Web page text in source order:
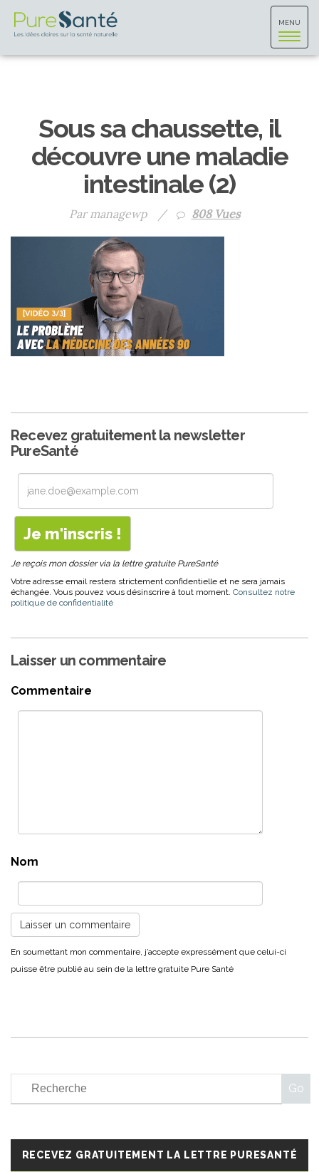
Toggle
MENU
Sous sa chaussette, il
découvre une maladie
intestinale (2)
Par managewp / 808 Vues
Recevez gratuitement la newsletter
PureSanté
Je reçois mon dossier via la lettre gratuite PureSanté
Votre adresse email restera strictement confidentielle et ne sera jamais
échangée. Vous pouvez vous désinscrire à tout moment. Consultez notre
politique de confidentialité
Laisser un commentaire
Commentaire
Nom
RECEVEZ GRATUITEMENT LA LETTRE PURESANTÉ